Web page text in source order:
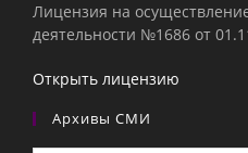
Лицензия на
деятельности №1686 от
Открыть лицензию
Архивы СМИ